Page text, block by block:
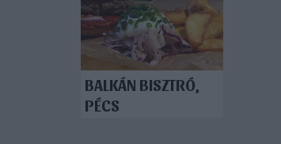
BALKÁN BISZTRÓ,
PÉCS